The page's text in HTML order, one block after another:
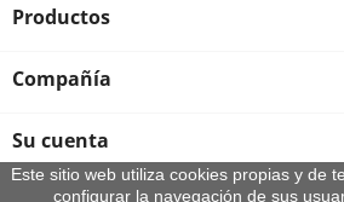
Productos
Compañía
Su cuenta
Este sitio web utiliza cookies propias y de
configurar la navegación de sus